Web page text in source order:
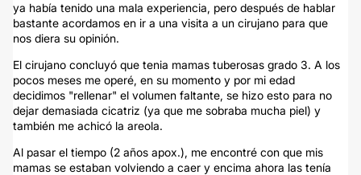
ya había tenido una mala experiencia, pero después de hablar
bastante acordamos en ir a una visita a un cirujano para que
nos diera su opinión.
El cirujano concluyó que tenia mamas tuberosas grado 3. A los
pocos meses me operé, en su momento y por mi edad
decidimos "rellenar" el volumen faltante, se hizo esto para no
dejar demasiada cicatriz (ya que me sobraba mucha piel) y
también me achicó la areola.
Al pasar el tiempo (2 años apox.), me encontré con que mis
mamas se estaban volviendo a caer y encima ahora las tenía